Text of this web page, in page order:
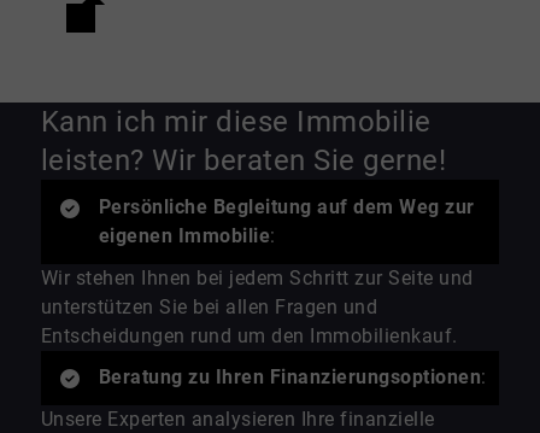
Kann ich mir diese Immobilie
leisten? Wir beraten Sie gerne!
Persönliche Begleitung auf dem Weg zur
eigenen Immobilie:
Wir stehen Ihnen bei jedem Schritt zur Seite und
unterstützen Sie bei allen Fragen und
Entscheidungen rund um den Immobilienkauf.
Beratung zu Ihren Finanzierungsoptionen:
Unsere Experten analysieren Ihre finanzielle